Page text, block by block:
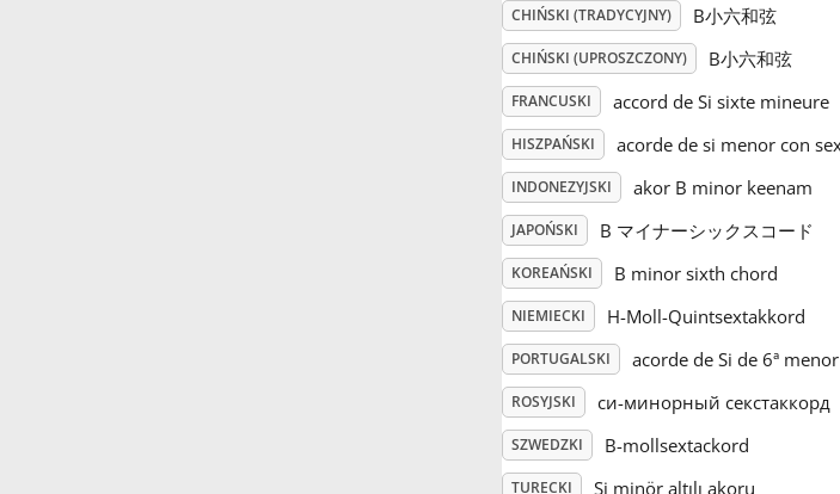
CHIŃSKI (TRADYCYJNY) B小六和弦
CHIŃSKI (UPROSZCZONY) B小六和弦
FRANCUSKI accord de Si sixte mineure
HISZPAŃSKI acorde de si menor con
INDONEZYJSKI akor B minor keenam
JAPOŃSKI B マイナーシックスコード
KOREAŃSKI B minor sixth chord
NIEMIECKI H-Moll-Quintsextakkord
PORTUGALSKI acorde de Si de 6ª menor
ROSYJSKI си-минорный секстаккорд
SZWEDZKI B-mollsextackord
TURECKI Si minör altılı akoru